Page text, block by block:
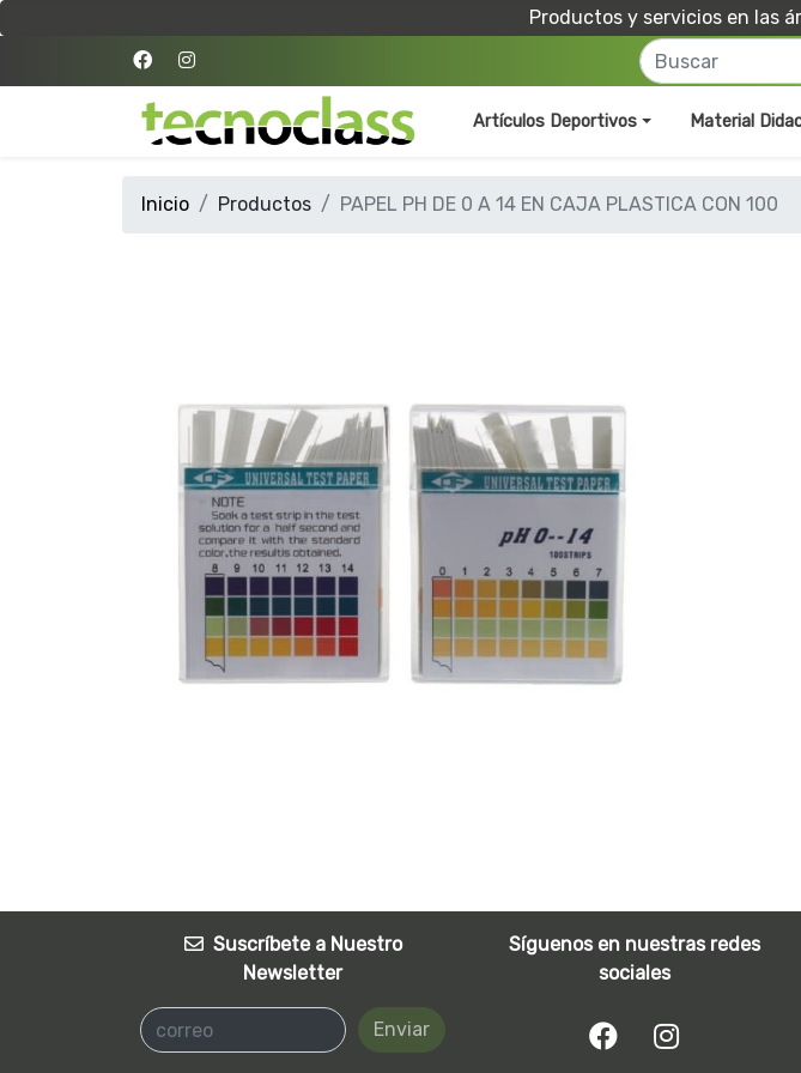
Productos y servicios en las
Artículos Deportivos Material
Inicio Productos PAPEL PH DE 0 A 14 EN CAJA PLASTICA CON 100
Suscríbete a Nuestro
Newsletter
Enviar
Síguenos en nuestras redes
sociales